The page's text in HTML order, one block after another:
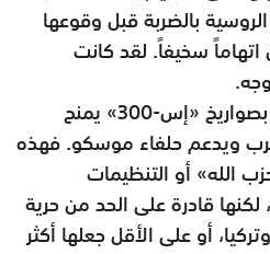
الروسية بالضربة قبل وقوعها
سخيفاً. لقد كانت
ومع ذلك، إن إمداد سوريا بصواريخ «إس-300» يمنح
ويدعم حلفاء موسكو. فهذه
الله» أو التنظيمات
لكنها قادرة على الحد من حرية
أو على الأقل جعلها أكثر